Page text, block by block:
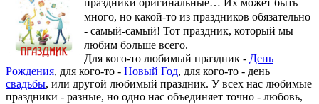
праздники оригинальные… Их может быть
много, но какой-то из праздников обязательно
- самый-самый! Тот праздник, который мы
любим больше всего.
Для кого-то любимый праздник - День
Рождения, для кого-то - Новый Год, для кого-то - день
свадьбы, или другой любимый праздник. У всех нас любимые
праздники - разные, но одно нас объединяет точно - любовь,